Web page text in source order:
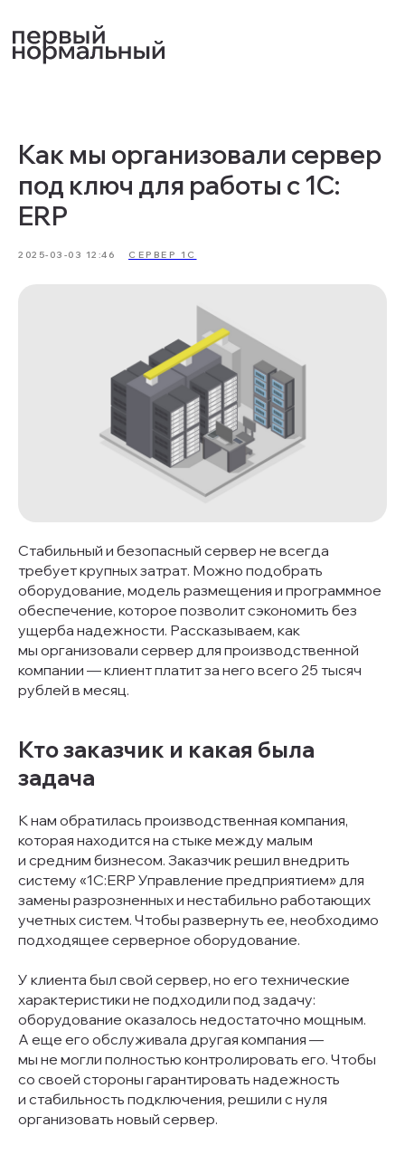
Как мы организовали сервер
под ключ для работы с 1С:
ERP
2025-03-03 12:46 СЕРВЕР 1С
Стабильный и безопасный сервер не всегда
требует крупных затрат. Можно подобрать
оборудование, модель размещения и программное
обеспечение, которое позволит сэкономить без
ущерба надежности. Рассказываем, как
мы организовали сервер для производственной
компании — клиент платит за него всего 25 тысяч
рублей в месяц.
Кто заказчик и какая была
задача
К нам обратилась производственная компания,
которая находится на стыке между малым
и средним бизнесом. Заказчик решил внедрить
систему «1С:ERP Управление предприятием» для
замены разрозненных и нестабильно работающих
учетных систем. Чтобы развернуть ее, необходимо
подходящее серверное оборудование.
У клиента был свой сервер, но его технические
характеристики не подходили под задачу:
оборудование оказалось недостаточно мощным.
А еще его обслуживала другая компания —
мы не могли полностью контролировать его. Чтобы
со своей стороны гарантировать надежность
и стабильность подключения, решили с нуля
организовать новый сервер.